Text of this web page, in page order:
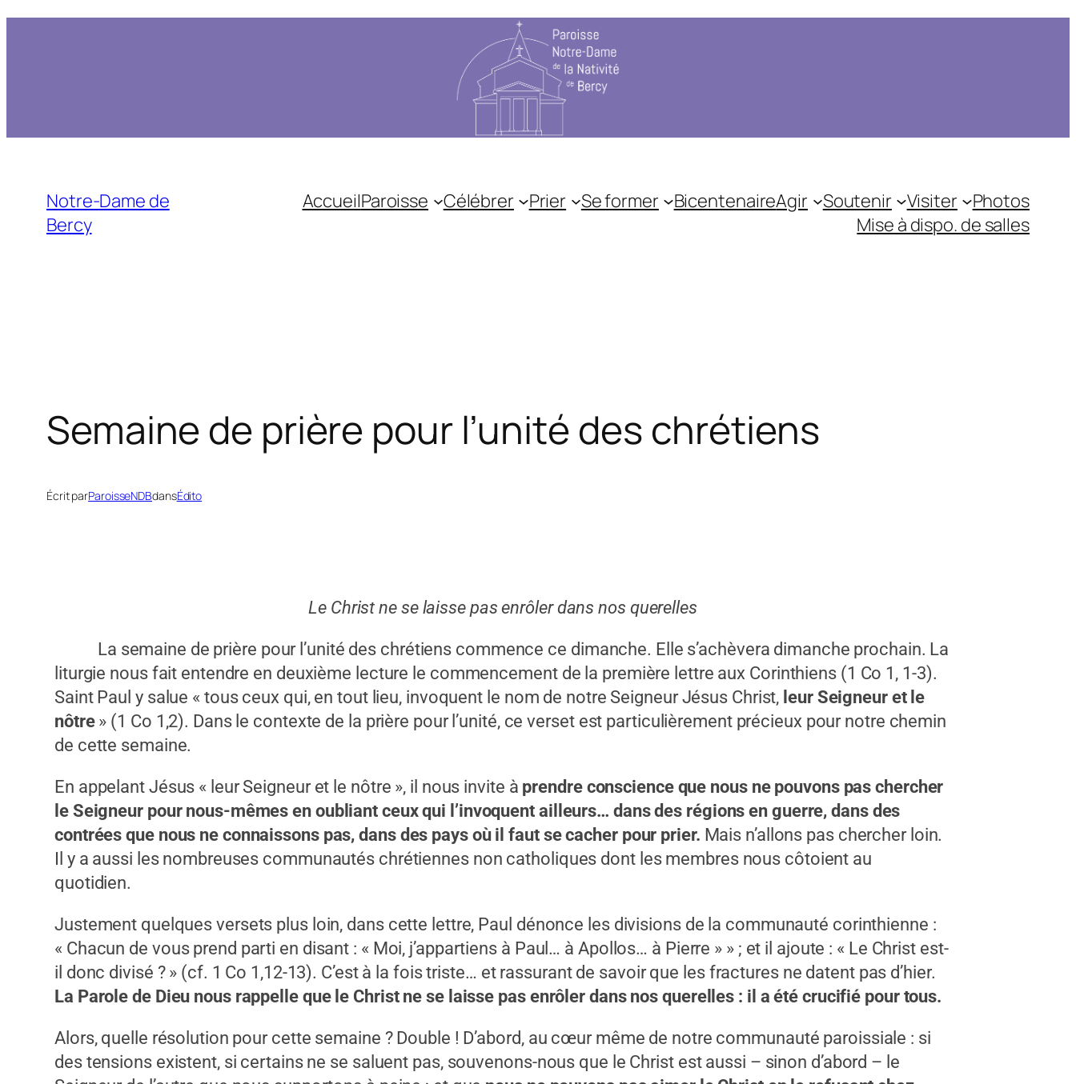
Notre-Dame de
Bercy
AccueilParoisse Célébrer Prier Se former BicentenaireAgir Soutenir Visiter
Photos
Mise à dispo. de salles
Semaine de prière pour l’unité des chrétiens
Écrit parParoisseNDBdansÉdito
Le Christ ne se laisse pas enrôler dans nos querelles
La semaine de prière pour l’unité des chrétiens commence ce dimanche. Elle s’achèvera dimanche prochain. La
liturgie nous fait entendre en deuxième lecture le commencement de la première lettre aux Corinthiens (1 Co 1, 1-3).
Saint Paul y salue « tous ceux qui, en tout lieu, invoquent le nom de notre Seigneur Jésus Christ, leur Seigneur et le
nôtre» (1 Co 1,2). Dans le contexte de la prière pour l’unité, ce verset est particulièrement précieux pour notre chemin
de cette semaine.
En appelant Jésus « leur Seigneur et le nôtre », il nous invite à prendre conscience que nous ne pouvons pas chercher
le Seigneur pour nous-mêmes en oubliant ceux qui l’invoquent ailleurs… dans des régions en guerre, dans des
contrées que nous ne connaissons pas, dans des pays où il faut se cacher pour prier. Mais n’allons pas chercher loin.
Il y a aussi les nombreuses communautés chrétiennes non catholiques dont les membres nous côtoient au
quotidien.
Justement quelques versets plus loin, dans cette lettre, Paul dénonce les divisions de la communauté corinthienne :
« Chacun de vous prend parti en disant : « Moi, j’appartiens à Paul… à Apollos… à Pierre » » ; et il ajoute : « Le Christ est-
il donc divisé ? » (cf. 1 Co 1,12-13). C’est à la fois triste… et rassurant de savoir que les fractures ne datent pas d’hier.
La Parole de Dieu nous rappelle que le Christ ne se laisse pas enrôler dans nos querelles : il a été crucifié pour tous.
Alors, quelle résolution pour cette semaine ? Double ! D’abord, au cœur même de notre communauté paroissiale : si
des tensions existent, si certains ne se saluent pas, souvenons-nous que le Christ est aussi – sinon d’abord – le